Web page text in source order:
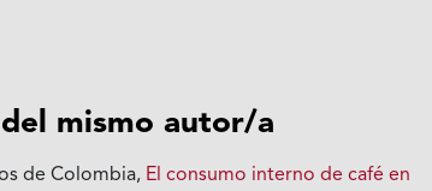
mismo autor/a
de Colombia, El consumo interno de café en